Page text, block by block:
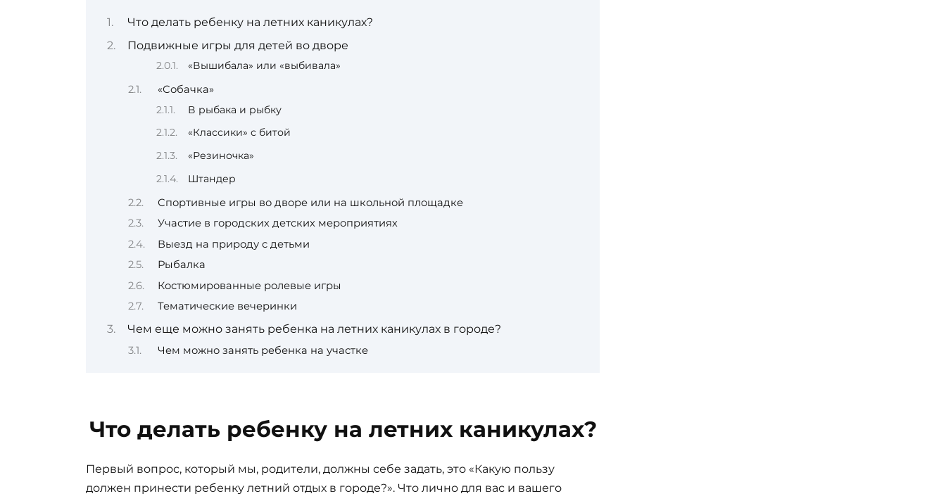
Что делать ребенку на летних каникулах?
Подвижные игры для детей во дворе
«Вышибала» или «выбивала»
«Собачка»
В рыбака и рыбку
«Классики» с битой
«Резиночка»
Штандер
Спортивные игры во дворе или на школьной площадке
Участие в городских детских мероприятиях
Выезд на природу с детьми
Рыбалка
Костюмированные ролевые игры
Тематические вечеринки
Чем еще можно занять ребенка на летних каникулах в городе?
Чем можно занять ребенка на участке
Что делать ребенку на летних каникулах?
Первый вопрос, который мы, родители, должны себе задать, это «Какую пользу
должен принести ребенку летний отдых в городе?». Что лично для вас и вашего